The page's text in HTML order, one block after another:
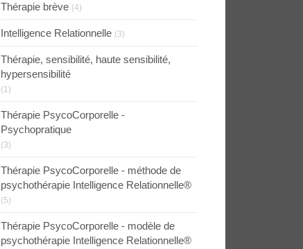
Thérapie brève (4)
Intelligence Relationnelle (3)
Thérapie, sensibilité, haute sensibilité,
hypersensibilité
(1)
Thérapie PsycoCorporelle -
Psychopratique
(3)
Thérapie PsycoCorporelle - méthode de
psychothérapie Intelligence Relationnelle®
(5)
Thérapie PsycoCorporelle - modèle de
psychothérapie Intelligence Relationnelle®